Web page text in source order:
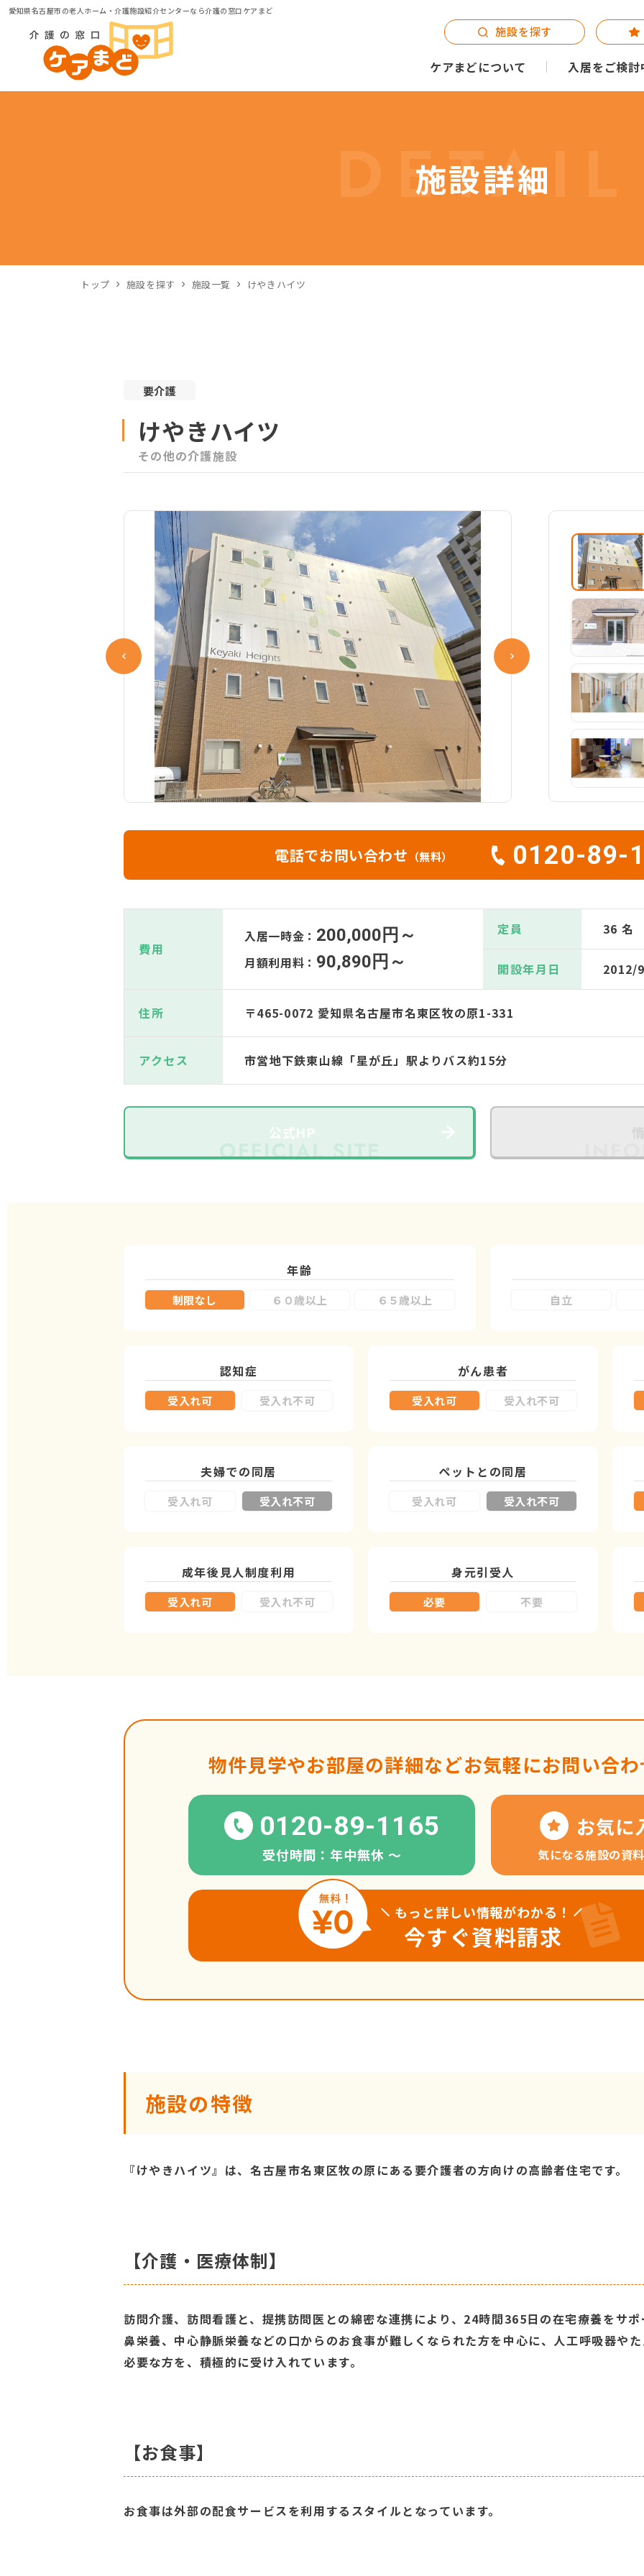
愛知県名古屋市の老人ホーム・介護施設紹介センターなら介護の窓口ケアまど
ケアまどについて 入居をご検
施設を探す
DETAIL
施設詳細
トップ 施設を探す 施設一覧 けやきハイツ
要介護
けやきハイツ
その他の介護施設
電話でお問い合わせ （無料） 0120-89-
費用
入居一時金： 200,000円～
月額利用料： 90,890円～
定員 36 名
開設年月日 2012/
住所 〒465-0072 愛知県名古屋市名東区牧の原1-331
アクセス 市営地下鉄東山線「星が丘」駅よりバス約15分
公式HP
年齢
制限なし ６０歳以上 ６５歳以上 自立
認知症
受入れ可 受入れ不可
がん患者
受入れ可 受入れ不可
夫婦での同居
受入れ可 受入れ不可
ペットとの同居
受入れ可 受入れ不可
成年後見人制度利用
受入れ可 受入れ不可
身元引受人
必要 不要
物件見学やお部屋の詳細などお気軽にお問い合
0120-89-1165
受付時間：年中無休 〜
お気に
気になる施設の資
もっと詳しい情報がわかる！
今すぐ資料請求
施設の特徴
『けやきハイツ』は、名古屋市名東区牧の原にある要介護者の方向けの高齢者住宅です。
【介護・医療体制】
訪問介護、訪問看護と、提携訪問医との綿密な連携により、24時間365日の在宅療養をサ
鼻栄養、中心静脈栄養などの口からのお食事が難しくなられた方を中心に、人工呼吸器や
必要な方を、積極的に受け入れています。
【お食事】
お食事は外部の配食サービスを利用するスタイルとなっています。